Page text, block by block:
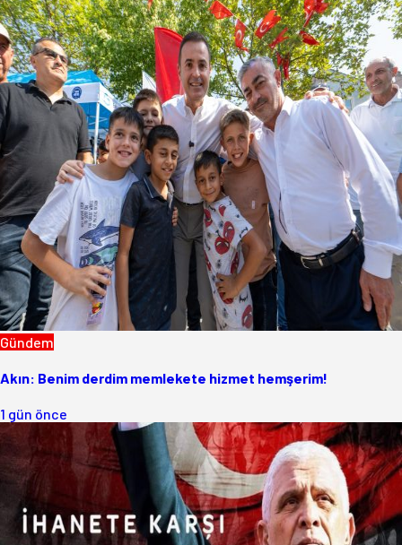
Gündem
Akın: Benim derdim memlekete hizmet hemşerim!
1 gün önce